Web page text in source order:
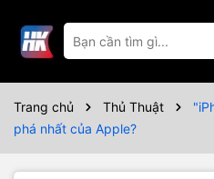
Trang chủ Thủ Thuật
phá nhất của Apple?